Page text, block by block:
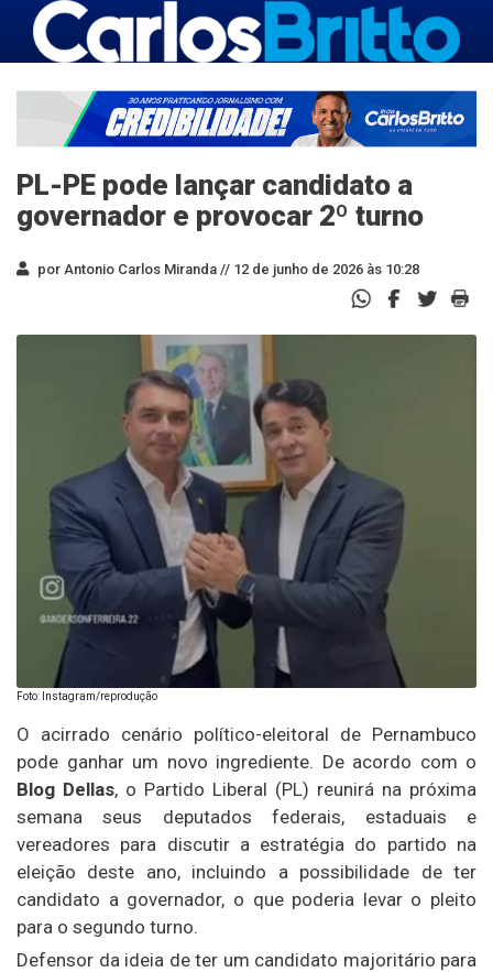
PL-PE pode lançar candidato a
governador e provocar 2º turno
por Antonio Carlos Miranda // 12 de junho de 2026 às 10:28
Foto: Instagram/reprodução
O acirrado cenário político-eleitoral de Pernambuco
pode ganhar um novo ingrediente. De acordo com o
Blog Dellas, o Partido Liberal (PL) reunirá na próxima
semana seus deputados federais, estaduais e
vereadores para discutir a estratégia do partido na
eleição deste ano, incluindo a possibilidade de ter
candidato a governador, o que poderia levar o pleito
para o segundo turno.
Defensor da ideia de ter um candidato majoritário para